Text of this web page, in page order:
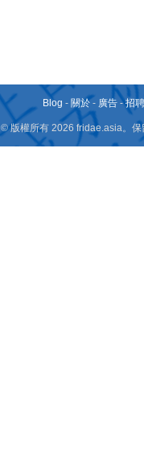
Blog - 關於 - 廣告 -招
© 版權所有 2026 fridae.asia。